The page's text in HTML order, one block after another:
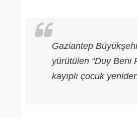
Gaziantep
yürütülen “Duy Beni
kayıplı çocuk